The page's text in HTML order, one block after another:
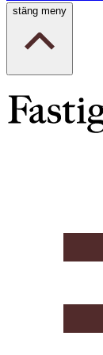
stäng meny